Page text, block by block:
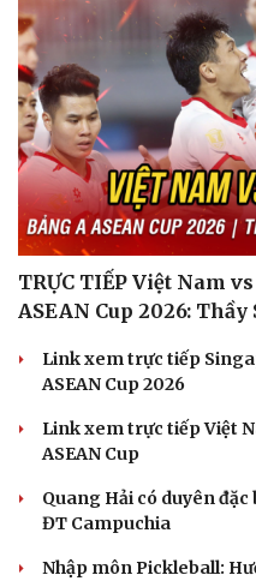
Du lịch
Tư vấn
Săn Tour
check-in
TRỰC TIẾP Việt Nam
ASEAN Cup 2026:
Link xem trực tiếp
ASEAN Cup 2026
Link xem trực tiếp Việt
ASEAN Cup
Quang Hải có duyên
ĐT Campuchia
Nhập môn Pickleball: